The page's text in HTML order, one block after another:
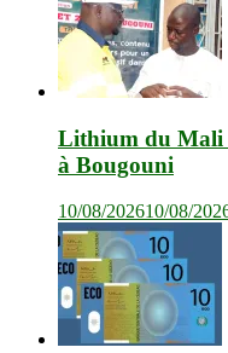
Lithium du Mali
à Bougouni
10/08/202610/08/